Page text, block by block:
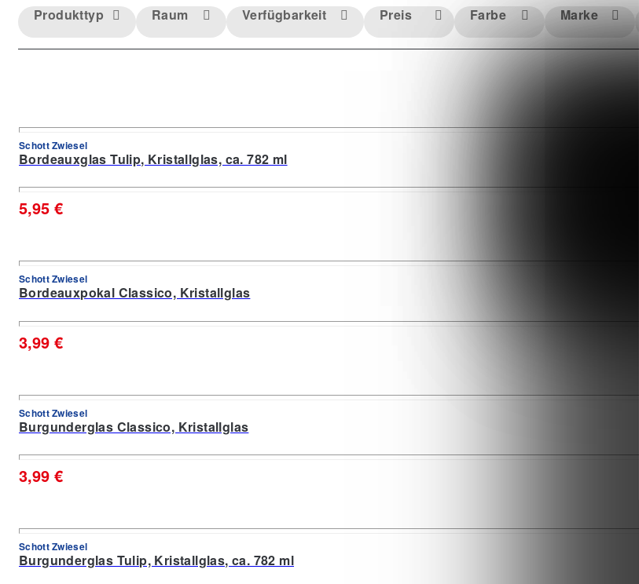
Produkttyp Raum Verfügbarkeit Preis Farbe Marke
Schott Zwiesel
Bordeauxglas Tulip, Kristallglas, ca. 782 ml
5,95 €
Schott Zwiesel
Bordeauxpokal Classico, Kristallglas
3,99 €
Schott Zwiesel
Burgunderglas Classico, Kristallglas
3,99 €
Schott Zwiesel
Burgunderglas Tulip, Kristallglas, ca. 782 ml